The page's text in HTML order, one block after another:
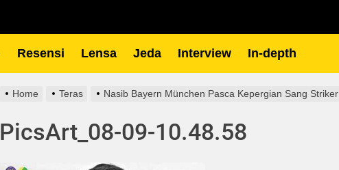
Resensi Lensa Jeda Interview In-depth
Home Teras Nasib Bayern München Pasca Kepergian Sang Striker
PicsArt_08-09-10.48.58